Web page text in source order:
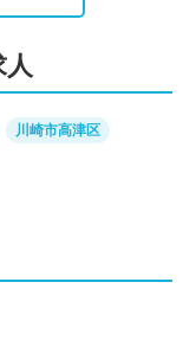
川崎市高津区